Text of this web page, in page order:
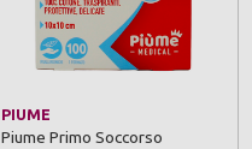
PIUME
Piume Primo Soccorso